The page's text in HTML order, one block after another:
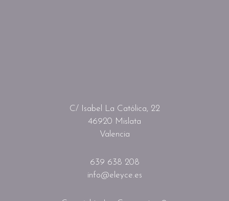
C/ Isabel La Católica, 22
46920 Mislata
Valencia
639 638 208
info@eleyce.es